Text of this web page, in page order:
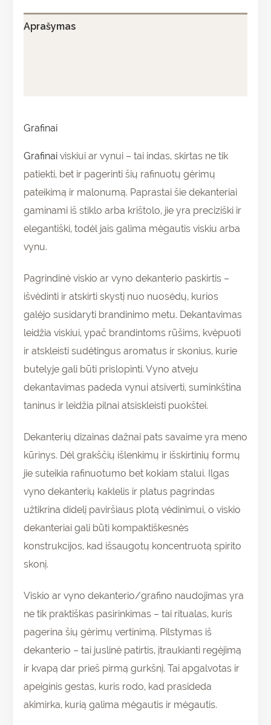
Aprašymas
Grafinai
Grafinai viskiui ar vynui – tai indas, skirtas ne tik
patiekti, bet ir pagerinti šių rafinuotų gėrimų
pateikimą ir malonumą. Paprastai šie dekanteriai
gaminami iš stiklo arba krištolo, jie yra preciziški ir
elegantiški, todėl jais galima mėgautis viskiu arba
vynu.
Pagrindinė viskio ar vyno dekanterio paskirtis –
išvėdinti ir atskirti skystį nuo nuosėdų, kurios
galėjo susidaryti brandinimo metu. Dekantavimas
leidžia viskiui, ypač brandintoms rūšims, kvėpuoti
ir atskleisti sudėtingus aromatus ir skonius, kurie
butelyje gali būti prislopinti. Vyno atveju
dekantavimas padeda vynui atsiverti, suminkština
taninus ir leidžia pilnai atsiskleisti puokštei.
Dekanterių dizainas dažnai pats savaime yra meno
kūrinys. Dėl grakščių išlenkimų ir išskirtinių formų
jie suteikia rafinuotumo bet kokiam stalui. Ilgas
vyno dekanterių kaklelis ir platus pagrindas
užtikrina didelį paviršiaus plotą vėdinimui, o viskio
dekanteriai gali būti kompaktiškesnės
konstrukcijos, kad išsaugotų koncentruotą spirito
skonį.
Viskio ar vyno dekanterio/grafino naudojimas yra
ne tik praktiškas pasirinkimas – tai ritualas, kuris
pagerina šių gėrimų vertinimą. Pilstymas iš
dekanterio – tai juslinė patirtis, įtraukianti regėjimą
ir kvapą dar prieš pirmą gurkšnį. Tai apgalvotas ir
apeiginis gestas, kuris rodo, kad prasideda
akimirka, kurią galima mėgautis ir mėgautis.